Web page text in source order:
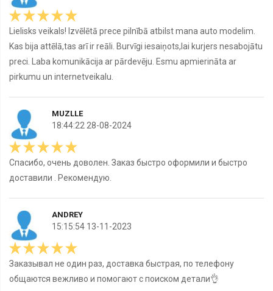
Lielisks veikals! Izvēlētā prece pilnībā atbilst mana auto modelim.
Kas bija attēlā,tas arī ir reāli. Burvīgi iesaiņots,lai kurjers nesabojātu
preci. Laba komunikācija ar pārdevēju. Esmu apmierināta ar
pirkumu un internetveikalu.
MUZLLE
18:44:22 28-08-2024
Спасибо, очень доволен. Заказ быстро оформили и быстро
доставили . Рекомендую.
ANDREY
15:15:54 13-11-2023
Заказывал не один раз, доставка быстрая, по телефону
общаются вежливо и помогают с поиском детали👌